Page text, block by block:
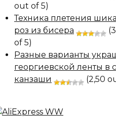
out of 5)
Техника плетения
роз из бисера
of 5)
Разные варианты
георгиевской ленты в
канзаши
(2,50